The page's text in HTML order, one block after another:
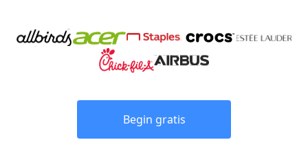
Begin gratis